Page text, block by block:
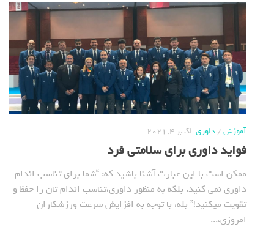
آموزش/داوری اکتبر 4, 2021
فواید داوری برای سلامتی فرد
ممکن است با این عبارت آشنا باشید که: “شما برای تناسب اندام
داوری نمی کنید. بلکه به منظور داوری،تناسب اندام تان را حفظ و
تقویت میکنید!” بله، با توجه به افزایش سرعت ورزشکاران
امروزی،...